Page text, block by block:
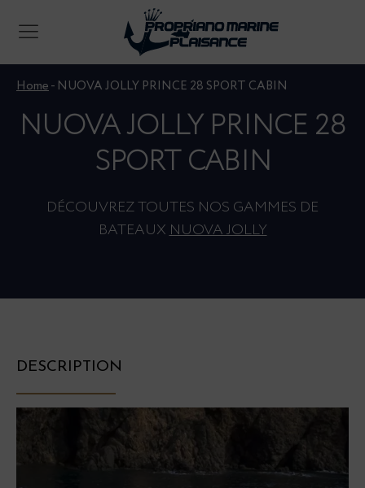
Home- NUOVA JOLLY PRINCE 28 SPORT CABIN
NUOVA JOLLY PRINCE 28
SPORT CABIN
DÉCOUVREZ TOUTES NOS GAMMES DE
BATEAUXNUOVA JOLLY
DESCRIPTION